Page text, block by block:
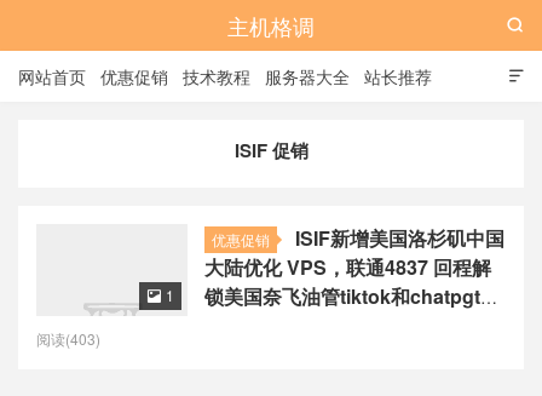
主机格调

网站首页 优惠促销 技术教程 服务器大全 站长推荐

ISIF 促销
优惠促销
ISIF新增美国洛杉矶中国
大陆优化 VPS，联通4837 回程解
锁美国奈飞油管tiktok和chatpgt等
 1
阅读(403)